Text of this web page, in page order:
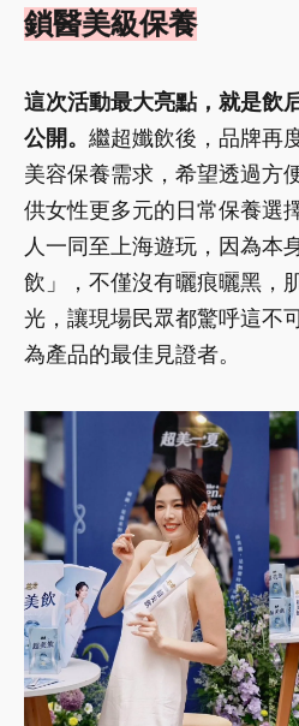
鎖醫美級保養
這次活動最大亮點，就是飲
公開。 繼超孅飲後，品牌再
美容保養需求，希望透過方
供女性更多元的日常保養選
人一同至上海遊玩，因為本
飲」，不僅沒有曬痕曬黑，
光，讓現場民眾都驚呼這不
為產品的最佳見證者。